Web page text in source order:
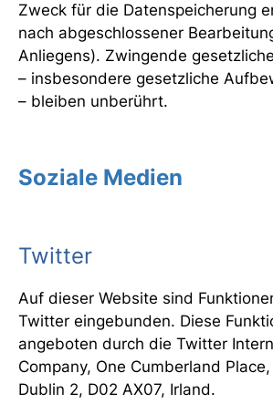
Zweck für die Datenspeicherung
nach abgeschlossener
Anliegens). Zwingende
– insbesondere gesetzliche
– bleiben unberührt.
Soziale Medien
Twitter
Auf dieser Website sind
Twitter eingebunden. Diese
angeboten durch die Twitter
Company, One Cumberland
Dublin 2, D02 AX07, Irland.